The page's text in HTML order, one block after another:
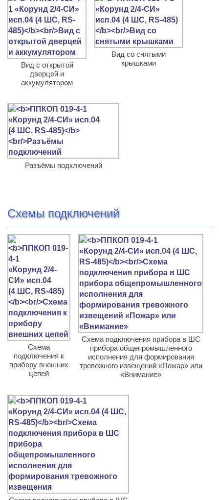
Вид с открытой
дверцей и
аккумулятором
Вид со снятыми
крышками
Разъёмы подключений
Схемы подключений
Схема
подключения к
прибору внешних
цепей
Схема подключения прибора в ШС
прибора общепромышленного
исполнения для формирования
тревожного извещений «Пожар» или
«Внимание»